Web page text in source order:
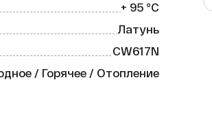
+ 95 °C
Латунь
CW617N
/ Горячее / Отопление